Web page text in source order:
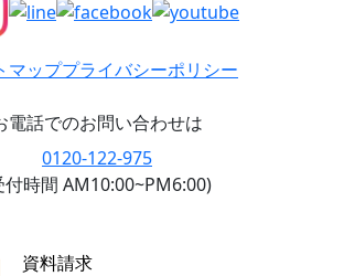
マッププライバシーポリシー
電話でのお問い合わせは
0120-122-975
付時間 AM10:00~PM6:00)
資料請求